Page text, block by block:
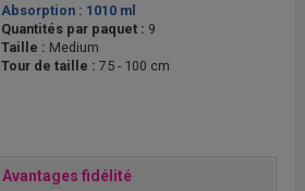
Absorption : 1010 ml
Quantités par paquet : 9
Taille : Medium
Tour de taille : 75 - 100 cm
Avantages fidélité